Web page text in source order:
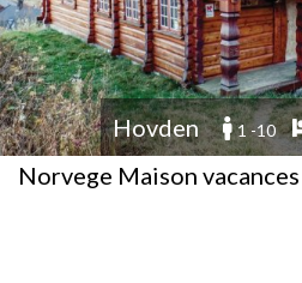
Hovden 1 -10
Norvege Maison